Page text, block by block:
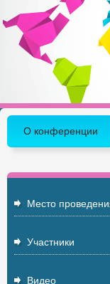
О конференции
Место
Участники
Видео